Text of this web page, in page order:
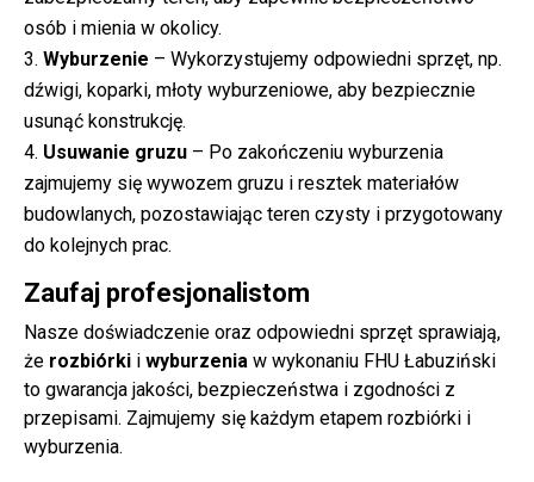
osób i mienia w okolicy.
Wyburzenie – Wykorzystujemy odpowiedni sprzęt, np.
dźwigi, koparki, młoty wyburzeniowe, aby bezpiecznie
usunąć konstrukcję.
Usuwanie gruzu – Po zakończeniu wyburzenia
zajmujemy się wywozem gruzu i resztek materiałów
budowlanych, pozostawiając teren czysty i przygotowany
do kolejnych prac.
Zaufaj profesjonalistom
Nasze doświadczenie oraz odpowiedni sprzęt sprawiają,
że rozbiórki i wyburzenia w wykonaniu FHU Łabuziński
to gwarancja jakości, bezpieczeństwa i zgodności z
przepisami. Zajmujemy się każdym etapem rozbiórki i
wyburzenia.